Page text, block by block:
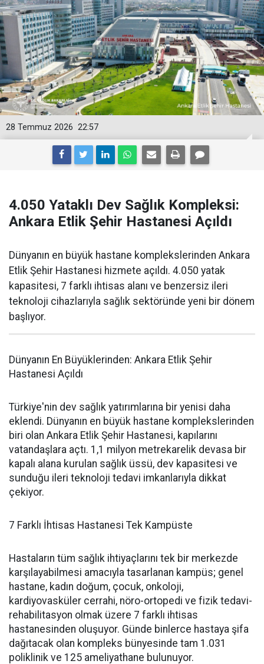
22:57
28 Temmuz 2026
4.050 Yataklı Dev Sağlık Kompleksi:
Ankara Etlik Şehir Hastanesi Açıldı
Dünyanın en büyük hastane komplekslerinden Ankara
Etlik Şehir Hastanesi hizmete açıldı. 4.050 yatak
kapasitesi, 7 farklı ihtisas alanı ve benzersiz ileri
teknoloji cihazlarıyla sağlık sektöründe yeni bir dönem
başlıyor.
Dünyanın En Büyüklerinden: Ankara Etlik Şehir
Hastanesi Açıldı
Türkiye'nin dev sağlık yatırımlarına bir yenisi daha
eklendi. Dünyanın en büyük hastane komplekslerinden
biri olan Ankara Etlik Şehir Hastanesi, kapılarını
vatandaşlara açtı. 1,1 milyon metrekarelik devasa bir
kapalı alana kurulan sağlık üssü, dev kapasitesi ve
sunduğu ileri teknoloji tedavi imkanlarıyla dikkat
çekiyor.
7 Farklı İhtisas Hastanesi Tek Kampüste
Hastaların tüm sağlık ihtiyaçlarını tek bir merkezde
karşılayabilmesi amacıyla tasarlanan kampüs; genel
hastane, kadın doğum, çocuk, onkoloji,
kardiyovasküler cerrahi, nöro-ortopedi ve fizik tedavi-
rehabilitasyon olmak üzere 7 farklı ihtisas
hastanesinden oluşuyor. Günde binlerce hastaya şifa
dağıtacak olan kompleks bünyesinde tam 1.031
poliklinik ve 125 ameliyathane bulunuyor.